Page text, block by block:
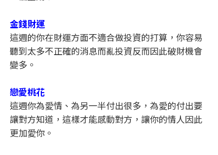
金錢財運
這週的你在財運方面不適合做投資的打算，你容易
聽到太多不正確的消息而亂投資反而因此破財機會
變多。
戀愛桃花
這週你為愛情、為另一半付出很多，為愛的付出要
讓對方知道，這樣才能感動對方，讓你的情人因此
更加愛你。